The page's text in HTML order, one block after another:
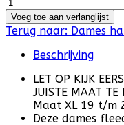
Voeg toe aan verlanglijst
Terug naar: Dames
Beschrijving
LET OP KIJK
JUISTE MAAT
Maat XL 19 t/m
Deze dames